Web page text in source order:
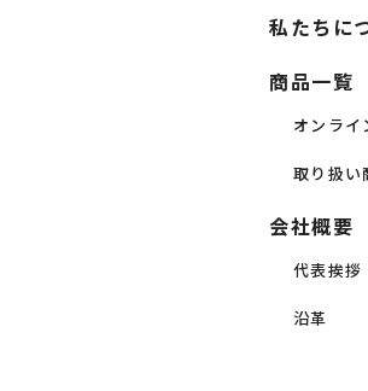
私たちに
商品一覧
オンラ
取り扱い
会社概要
代表挨拶
沿革